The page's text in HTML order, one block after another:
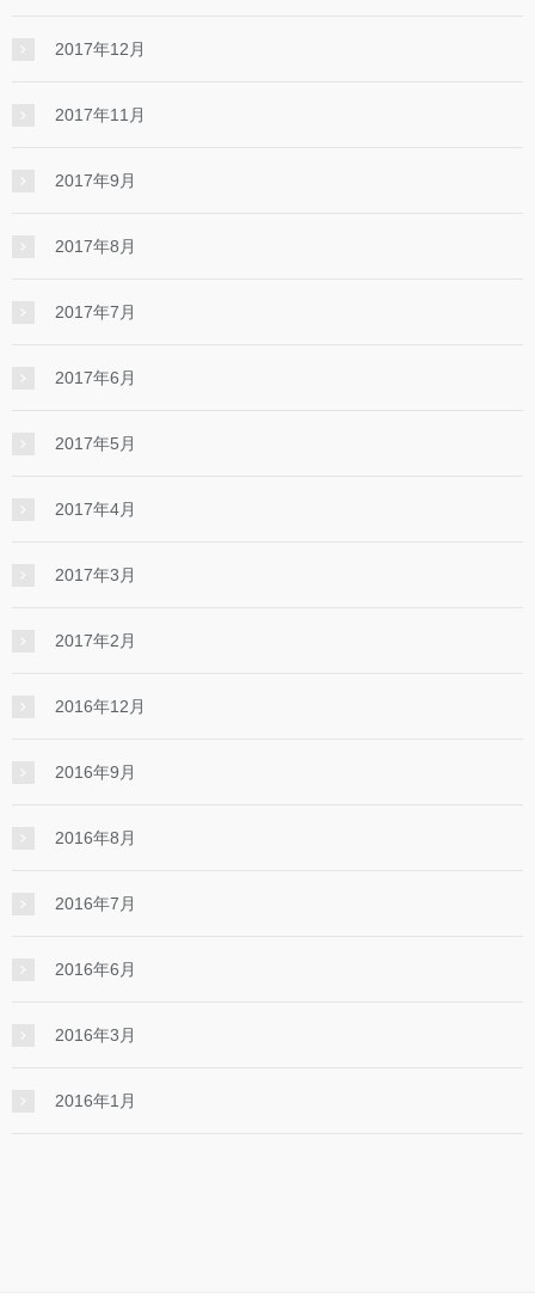
2017年12月
2017年11月
2017年9月
2017年8月
2017年7月
2017年6月
2017年5月
2017年4月
2017年3月
2017年2月
2016年12月
2016年9月
2016年8月
2016年7月
2016年6月
2016年3月
2016年1月